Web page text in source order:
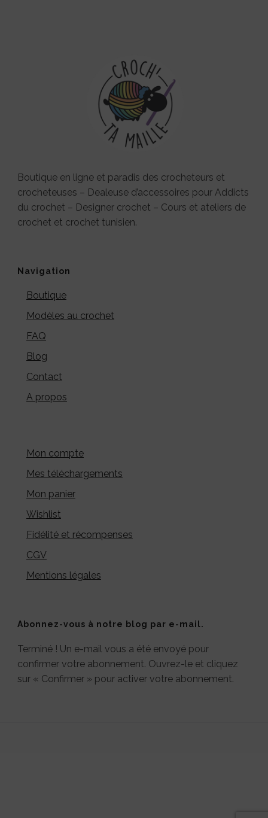
Boutique en ligne et paradis des crocheteurs et
crocheteuses – Dealeuse d’accessoires pour Addicts
du crochet – Designer crochet – Cours et ateliers de
crochet et crochet tunisien.
Navigation
Boutique
Modèles au crochet
FAQ
Blog
Contact
A propos
Mon compte
Mes téléchargements
Mon panier
Wishlist
Fidélité et récompenses
CGV
Mentions légales
Abonnez-vous à notre blog par e-mail.
Terminé ! Un e-mail vous a été envoyé pour
confirmer votre abonnement. Ouvrez-le et cliquez
sur « Confirmer » pour activer votre abonnement.